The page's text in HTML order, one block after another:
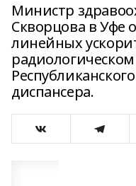
Министр
Скворцова в Уфе
линейных
диспансера.